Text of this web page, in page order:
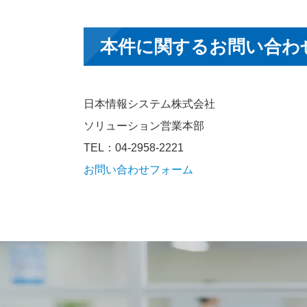
本件に関するお問い合わ
日本情報システム株式会社
ソリューション営業本部
TEL：04-2958-2221
お問い合わせフォーム